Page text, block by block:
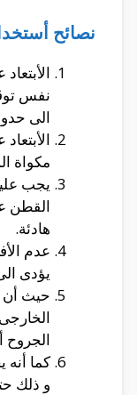
نصائح
نفس
الى
مكواة
يجب
القطن
هادئة.
عدم
يؤدى
حيث أن
الجروح
كما أنه
و ذلك